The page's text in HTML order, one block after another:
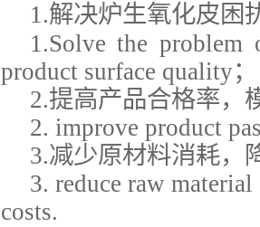
1.解决炉生氧化皮困
1.Solve the
product surface quality；
2.提高产品合格率，
2. improve product
3.减少原材料消耗，
3. reduce raw
costs.